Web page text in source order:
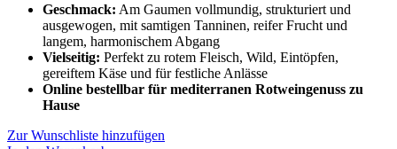
Geschmack: Am Gaumen vollmundig, strukturiert und
ausgewogen, mit samtigen Tanninen, reifer Frucht und
langem, harmonischem Abgang
Vielseitig: Perfekt zu rotem Fleisch, Wild, Eintöpfen,
gereiftem Käse und für festliche Anlässe
Online bestellbar für mediterranen Rotweingenuss zu
Hause
Zur Wunschliste hinzufügen